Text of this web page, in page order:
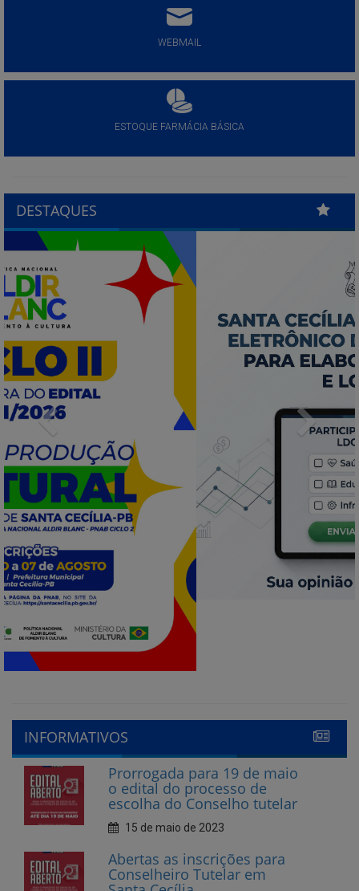
WEBMAIL
ESTOQUE FARMÁCIA BÁSICA
DESTAQUES
Previous Next
INFORMATIVOS
o edital do processo de
escolha do Conselho tutelar
15 de maio de 2023
Abertas as inscrições para
Conselheiro Tutelar em
Santa Cecília
CECIFOLIA nas Escolas 2023